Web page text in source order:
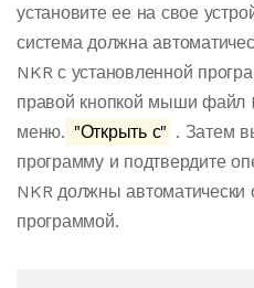
установите ее на свое
система должна
NKR с установленной
правой кнопкой мыши файл
меню. "Открыть с" . Затем
программу и подтвердите
NKR должны автоматически
программой.